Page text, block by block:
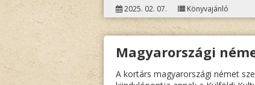
2025. 02. 07. Könyvajánló
Magyarországi
A kortárs magyarországi német